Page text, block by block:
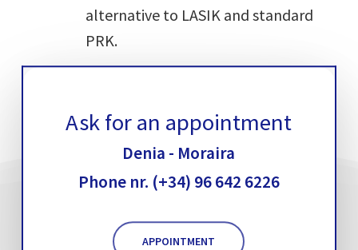
alternative to LASIK and standard
PRK.
Ask for an appointment
Denia - Moraira
Phone nr. (+34) 96 642 6226
APPOINTMENT